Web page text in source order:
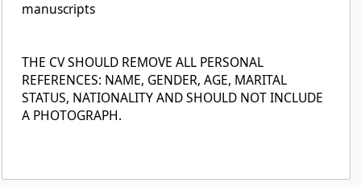
manuscripts
THE CV SHOULD REMOVE ALL PERSONAL
REFERENCES: NAME, GENDER, AGE, MARITAL
STATUS, NATIONALITY AND SHOULD NOT INCLUDE
A PHOTOGRAPH.